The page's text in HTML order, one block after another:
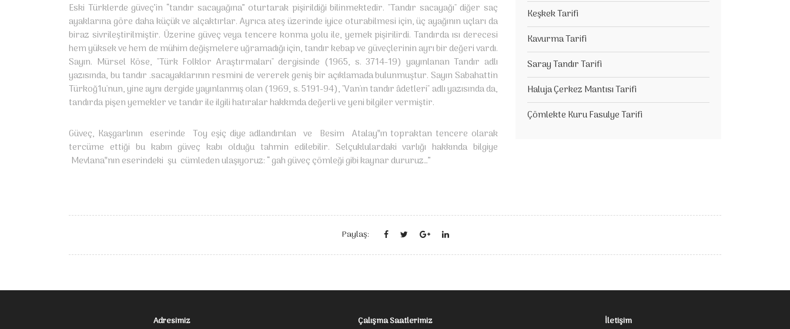
Eski Türklerde güveç’in “tandır sacayağına” oturtarak pişirildiği bilinmektedir. "Tandır sacayağı" diğer saç
ayaklarına göre daha küçük ve alçaktırlar. Ayrıca ateş üzerinde iyice oturabilmesi için, üç ayağının uçları da
biraz sivrileştirilmiştir. Üzerine güveç veya tencere konma yolu ile, yemek pişirilirdi. Tandırda ısı derecesi
hem yüksek ve hem de mühim değişmelere uğramadığı için, tandır kebap ve güveçlerinin ayrı bir değeri vardı.
Sayın. Mürsel Köse, "Türk Folklor Araştırmaları" dergisinde (1965, s. 3714-19) yayınlanan Tandır adlı
yazısında, bu tandır .sacayaklarının resmini de vererek geniş bir açıklamada bulunmuştur. Sayın Sabahattin
Türkoğ1u'nun, yine aynı dergide yayınlanmış olan (1969, s. 5191-94), "Van'ın tandır âdetleri" adlı yazısında da,
tandırda pişen yemekler ve tandır ile ilgili hatıralar hakkmda değerli ve yeni bilgiler vermiştir.
Güveç, Kaşgarlının eserinde Toy eşiç diye adlandırılan ve Besim Atalay‟ın topraktan tencere olarak
tercüme ettiği bu kabın güveç kabı olduğu tahmin edilebilir. Selçuklulardaki varlığı hakkında bilgiye
Mevlana‟nın eserindeki şu cümleden ulaşıyoruz: “ gah güveç çömleği gibi kaynar dururuz…”
Keşkek Tarifi
Kavurma Tarifi
Saray Tandır Tarifi
Haluja Çerkez Mantısı Tarifi
Çömlekte Kuru Fasulye Tarifi
Paylaş:
Adresimiz Çalışma Saatlerimiz İletişim